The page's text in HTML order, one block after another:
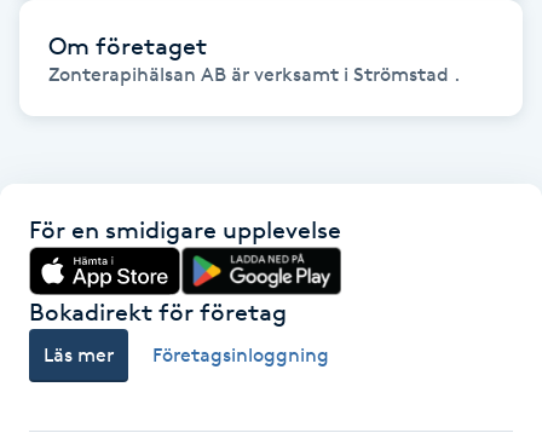
Gelenaglar
Gellack
Gravidmassage
Gravidyoga
Gruppträning
Om företaget
Zonterapihälsan AB är verksamt i Strömstad .
För en smidigare upplevelse
Bokadirekt för företag
Läs mer Företagsinloggning